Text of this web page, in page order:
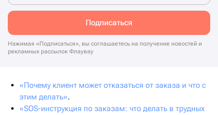
Подписаться
Нажимая «Подписаться», вы соглашаетесь на получение новостей и
рекламных рассылок Флаувау
«Почему клиент может отказаться от заказа и что с
этим делать».
«SOS-инструкция по заказам: что делать в трудных